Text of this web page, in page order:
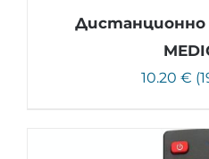
Дистанционно
10.20 €